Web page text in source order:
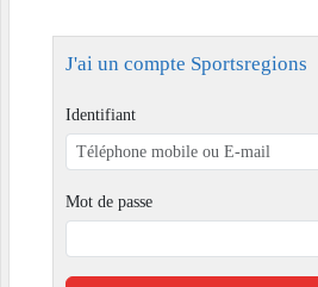
J'ai un compte Sportsregions
Identifiant
Mot de passe